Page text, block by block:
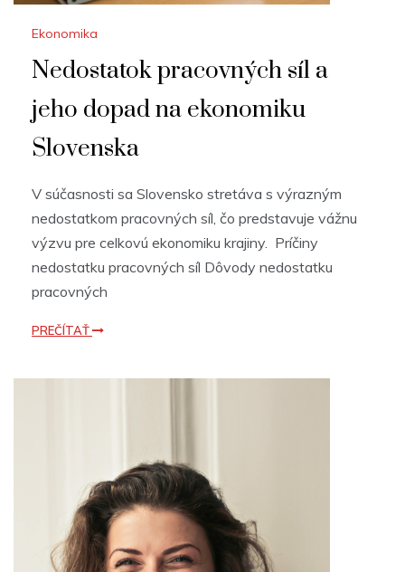
Ekonomika
Nedostatok pracovných síl a
jeho dopad na ekonomiku
Slovenska
V súčasnosti sa Slovensko stretáva s výrazným
nedostatkom pracovných síl, čo predstavuje vážnu
výzvu pre celkovú ekonomiku krajiny. Príčiny
nedostatku pracovných síl Dôvody nedostatku
pracovných
PREČÍTAŤ